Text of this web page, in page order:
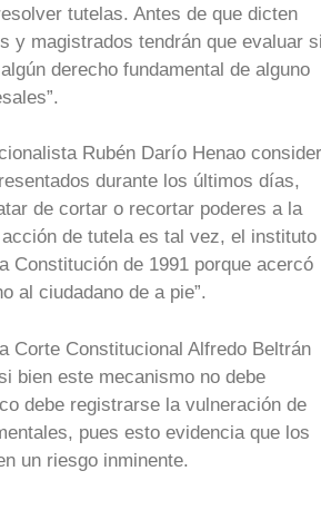
tutelas. Antes de que dicten
y magistrados tendrán que evaluar
derecho fundamental de alguno
Rubén Darío Henao
durante los últimos días,
de cortar o recortar poderes a la
de tutela es tal vez, el instituto
Constitución de 1991 porque acercó
al ciudadano de a pie”.
Corte Constitucional Alfredo Beltrán
bien este mecanismo no debe
debe registrarse la vulneración de
pues esto evidencia que los
un riesgo inminente.